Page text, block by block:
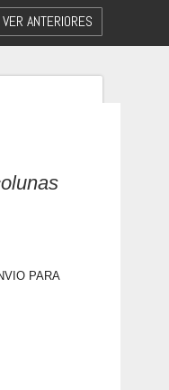
VER ANTERIORES
PARA